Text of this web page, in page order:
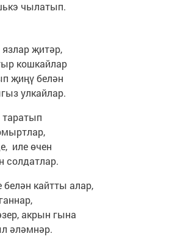
чылатып.
җитәр,
кошкайлар
җиңү белән
улкайлар.
иле өчен
солдатлар.
кайтты алар,
акрын гына
әләмнәр.